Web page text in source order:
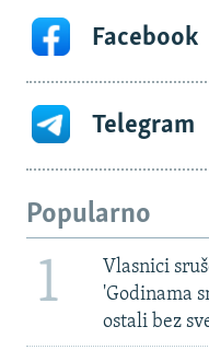
Facebook
Telegram
Popularno
1
Vlasnici
'Godinama
ostali bez